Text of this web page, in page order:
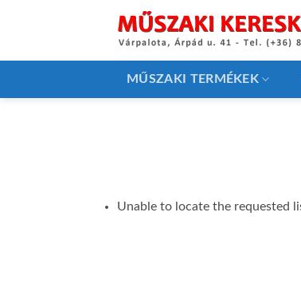
MŰSZAKI TERMÉKEK
Unable to locate the requested